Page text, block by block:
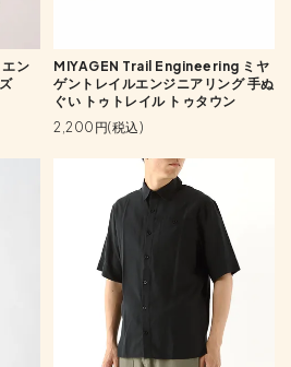
ン
MIYAGEN Trail Engineering ミヤ
ゲントレイルエンジニアリング 手ぬ
ぐい トゥトレイル トゥタウン
2,200円(税込)